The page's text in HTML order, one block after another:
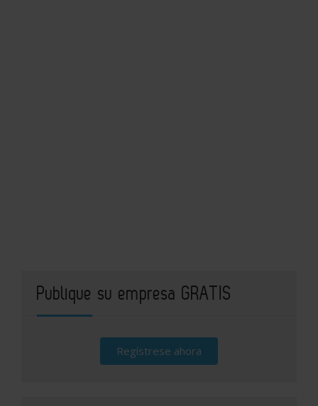
Publique su empresa GRATIS
Regístrese ahora